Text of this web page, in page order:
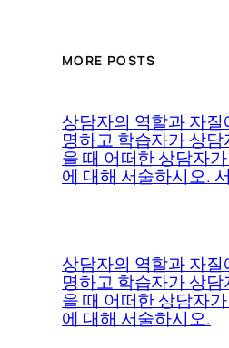
MORE POSTS
상담자의 역할과 자질
명하고 학습자가 상담
을 때 어떠한 상담자
에 대해 서술하시오.
상담자의 역할과 자질
명하고 학습자가 상담
을 때 어떠한 상담자
에 대해 서술하시오.